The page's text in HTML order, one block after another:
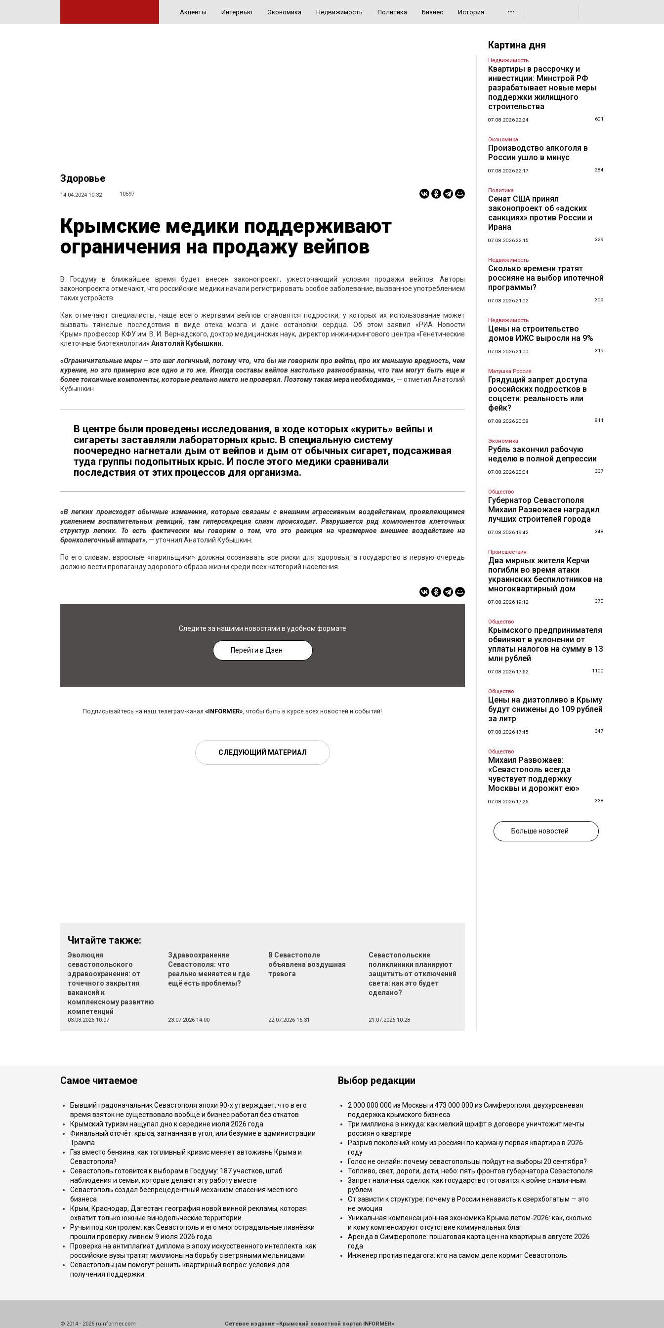
Акценты Интервью Экономика Недвижимость Политика Бизнес История •••
Здоровье
14.04.2024 10:32 10597
Крымские медики поддерживают
ограничения на продажу вейпов
В Госдуму в ближайшее время будет внесен законопроект, ужесточающий условия продажи вейпов. Авторы
законопроекта отмечают, что российские медики начали регистрировать особое заболевание, вызванное употреблением
таких устройств
Как отмечают специалисты, чаще всего жертвами вейпов становятся подростки, у которых их использование может
вызвать тяжелые последствия в виде отека мозга и даже остановки сердца. Об этом заявил «РИА Новости
Крым» профессор КФУ им. В. И. Вернадского, доктор медицинских наук, директор инжинирингового центра «Генетические
клеточные биотехнологии» Анатолий Кубышкин.
«Ограничительные меры – это шаг логичный, потому что, что бы ни говорили про вейпы, про их меньшую вредность, чем
курение, но это примерно все одно и то же. Иногда составы вейпов настолько разнообразны, что там могут быть еще и
более токсичные компоненты, которые реально никто не проверял. Поэтому такая мера необходима», — отметил Анатолий
Кубышкин.
В центре были проведены исследования, в ходе которых «курить» вейпы и
сигареты заставляли лабораторных крыс. В специальную систему
поочередно нагнетали дым от вейпов и дым от обычных сигарет, подсаживая
туда группы подопытных крыс. И после этого медики сравнивали
последствия от этих процессов для организма.
«В легких происходят обычные изменения, которые связаны с внешним агрессивным воздействием, проявляющимся
усилением воспалительных реакций, там гиперсекреция слизи происходит. Разрушается ряд компонентов клеточных
структур легких. То есть фактически мы говорим о том, что это реакция на чрезмерное внешнее воздействие на
бронхолегочный аппарат», — уточнил Анатолий Кубышкин.
По его словам, взрослые «парильщики» должны осознавать все риски для здоровья, а государство в первую очередь
должно вести пропаганду здорового образа жизни среди всех категорий населения.
Следите за нашими новостями в удобном формате
Перейти в Дзен
Подписывайтесь на наш телеграм-канал «INFORMER», чтобы быть в курсе всех новостей и событий!
СЛЕДУЮЩИЙ МАТЕРИАЛ
Читайте также:
Эволюция
севастопольского
здравоохранения: от
точечного закрытия
вакансий к
комплексному развитию
компетенций
03.08.2026 10:07
Здравоохранение
Севастополя: что
реально меняется и где
ещё есть проблемы?
23.07.2026 14:00
В Севастополе
объявлена воздушная
тревога
22.07.2026 16:31
Севастопольские
поликлиники планируют
защитить от отключений
света: как это будет
сделано?
21.07.2026 10:28
Картина дня
Недвижимость
Квартиры в рассрочку и
инвестиции: Минстрой РФ
разрабатывает новые меры
поддержки жилищного
строительства
07.08.2026 22:24 601
Экономика
Производство алкоголя в
России ушло в минус
07.08.2026 22:17 284
Политика
Сенат США принял
законопроект об «адских
санкциях» против России и
Ирана
07.08.2026 22:15 329
Недвижимость
Сколько времени тратят
россияне на выбор ипотечной
программы?
07.08.2026 21:02 309
Недвижимость
Цены на строительство
домов ИЖС выросли на 9%
07.08.2026 21:00 319
Матушка Россия
Грядущий запрет доступа
российских подростков в
соцсети: реальность или
фейк?
07.08.2026 20:08 811
Экономика
Рубль закончил рабочую
неделю в полной депрессии
07.08.2026 20:04 337
Общество
Губернатор Севастополя
Михаил Развожаев наградил
лучших строителей города
07.08.2026 19:42 348
Происшествия
Два мирных жителя Керчи
погибли во время атаки
украинских беспилотников на
многоквартирный дом
07.08.2026 19:12 370
Общество
Крымского предпринимателя
обвиняют в уклонении от
уплаты налогов на сумму в 13
млн рублей
07.08.2026 17:52 1100
Общество
Цены на дизтопливо в Крыму
будут снижены до 109 рублей
за литр
07.08.2026 17:45 347
Общество
Михаил Развожаев:
«Севастополь всегда
чувствует поддержку
Москвы и дорожит ею»
07.08.2026 17:25 338
Больше новостей
Самое читаемое
Бывший градоначальник Севастополя эпохи 90-х утверждает, что в его
время взяток не существовало вообще и бизнес работал без откатов
Крымский туризм нащупал дно к середине июля 2026 года
Финальный отсчёт: крыса, загнанная в угол, или безумие в администрации
Трампа
Газ вместо бензина: как топливный кризис меняет автожизнь Крыма и
Севастополя?
Севастополь готовится к выборам в Госдуму: 187 участков, штаб
наблюдения и семьи, которые делают эту работу вместе
Севастополь создал беспрецедентный механизм спасения местного
бизнеса
Крым, Краснодар, Дагестан: география новой винной рекламы, которая
охватит только южные винодельческие территории
Ручьи под контролем: как Севастополь и его многострадальные ливнёвки
прошли проверку ливнем 9 июля 2026 года
Проверка на антиплагиат диплома в эпоху искусственного интеллекта: как
российские вузы тратят миллионы на борьбу с ветряными мельницами
Севастопольцам помогут решить квартирный вопрос: условия для
получения поддержки
Выбор редакции
2 000 000 000 из Москвы и 473 000 000 из Симферополя: двухуровневая
поддержка крымского бизнеса
Три миллиона в никуда: как мелкий шрифт в договоре уничтожит мечты
россиян о квартире
Разрыв поколений: кому из россиян по карману первая квартира в 2026
году
Голос не онлайн: почему севастопольцы пойдут на выборы 20 сентября?
Топливо, свет, дороги, дети, небо: пять фронтов губернатора Севастополя
Запрет наличных сделок: как государство готовится к войне с наличным
рублём
От зависти к структуре: почему в России ненависть к сверхбогатым — это
не эмоция
Уникальная компенсационная экономика Крыма летом-2026: как, сколько
и кому компенсируют отсутствие коммунальных благ
Аренда в Симферополе: пошаговая карта цен на квартиры в августе 2026
года
Инженер против педагога: кто на самом деле кормит Севастополь
© 2014 - 2026 ruinformer.com Сетевое издание «Крымский новостной портал INFORMER»